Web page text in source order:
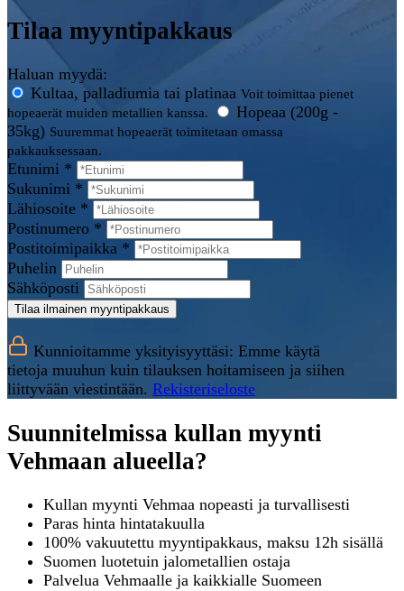
Tilaa myyntipakkaus
Haluan myydä:
Kultaa, palladiumia tai platinaa Voit toimittaa pienet
hopeaerät muiden metallien kanssa.
Hopeaa (200g -
35kg) Suuremmat hopeaerät toimitetaan omassa
pakkauksessaan.
Etunimi *
Sukunimi *
Lähiosoite *
Postinumero *
Postitoimipaikka *
Puhelin
Sähköposti
Tilaa ilmainen myyntipakkaus
Kunnioitamme yksityisyyttäsi: Emme käytä
tietoja muuhun kuin tilauksen hoitamiseen ja siihen
liittyvään viestintään. Rekisteriseloste
Suunnitelmissa kullan myynti
Vehmaan alueella?
Kullan myynti Vehmaa nopeasti ja turvallisesti
Paras hinta hintatakuulla
100% vakuutettu myyntipakkaus, maksu 12h sisällä
Suomen luotetuin jalometallien ostaja
Palvelua Vehmaalle ja kaikkialle Suomeen